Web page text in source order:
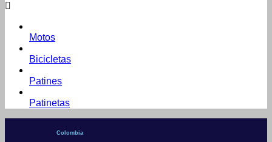
Motos
Bicicletas
Patines
Patinetas
Colombia